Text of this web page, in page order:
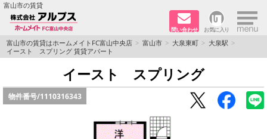
富山市の賃貸
問い合わせ お気に入り ×
TOPページ
ペット同居はご相談ください
路線·駅から探す
富山市の賃貸はホームメイトFC富山中央店 富山市 大泉東町
大泉駅
イースト スプリング 賃貸アパート
イースト スプリング
物件番号/1110316343